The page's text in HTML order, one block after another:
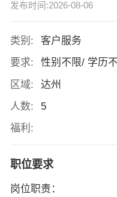
发布时间:2026-08-06
类别:
客户服务
要求:
性别不限/ 学历
区域:
达州
人数:
5
福利:
职位要求
岗位职责：